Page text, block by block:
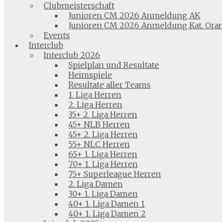
Clubmeisterschaft
Junioren CM 2026 Anmeldung AK
Junioren CM 2026 Anmeldung Kat.
Events
Interclub
Interclub 2026
Spielplan und Resultate
Heimspiele
Resultate aller Teams
1. Liga Herren
2. Liga Herren
35+ 2. Liga Herren
45+ NLB Herren
45+ 2. Liga Herren
55+ NLC Herren
65+ 1. Liga Herren
70+ 1. Liga Herren
75+ Superleague Herren
2. Liga Damen
30+ 1. Liga Damen
40+ 1. Liga Damen 1
40+ 1. Liga Damen 2